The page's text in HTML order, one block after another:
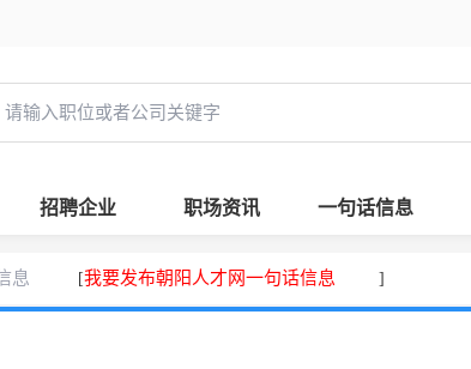
招聘企业 职场资讯 一句话信息
息 [我要发布朝阳人才网一句话信息 ]